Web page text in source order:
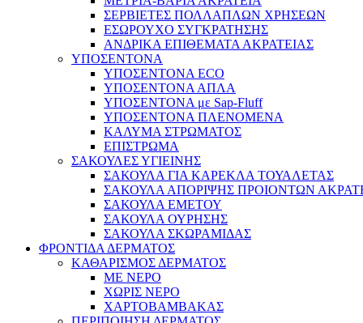
ΣΕΡΒΙΕΤΕΣ ΠΟΛΛΑΠΛΩΝ ΧΡΗΣΕΩΝ
ΕΣΩΡΟΥΧΟ ΣΥΓΚΡΑΤΗΣΗΣ
ΑΝΔΡΙΚΑ ΕΠΙΘΕΜΑΤΑ ΑΚΡΑΤΕΙΑΣ
ΥΠΟΣΕΝΤΟΝΑ
ΥΠΟΣΕΝΤΟΝΑ ECO
ΥΠΟΣΕΝΤΟΝΑ ΑΠΛΑ
ΥΠΟΣΕΝΤΟΝΑ με Sap-Fluff
ΥΠΟΣΕΝΤΟΝΑ ΠΛΕΝΟΜΕΝΑ
ΚΑΛΥΜΑ ΣΤΡΩΜΑΤΟΣ
ΕΠΙΣΤΡΩΜΑ
ΣΑΚΟΥΛΕΣ ΥΓΙΕΙΝΗΣ
ΣΑΚΟΥΛΑ ΓΙΑ ΚΑΡΕΚΛΑ ΤΟΥΑΛΕΤΑΣ
ΣΑΚΟΥΛΑ ΑΠΟΡΙΨΗΣ ΠΡΟΙΟΝΤΩΝ
ΣΑΚΟΥΛΑ ΕΜΕΤΟΥ
ΣΑΚΟΥΛΑ ΟΥΡΗΣΗΣ
ΣΑΚΟΥΛΑ ΣΚΩΡΑΜΙΔΑΣ
ΦΡΟΝΤΙΔΑ ΔΕΡΜΑΤΟΣ
ΚΑΘΑΡΙΣΜΟΣ ΔΕΡΜΑΤΟΣ
ΜΕ ΝΕΡΟ
ΧΩΡΙΣ ΝΕΡΟ
ΧΑΡΤΟΒΑΜΒΑΚΑΣ